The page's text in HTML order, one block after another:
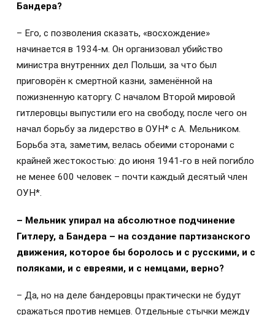
Бандера?
– Его, с позволения сказать, «восхождение»
начинается в 1934-м. Он организовал убийство
министра внутренних дел Польши, за что был
приговорён к смертной казни, заменённой на
пожизненную каторгу. С началом Второй мировой
гитлеровцы выпустили его на свободу, после чего он
начал борьбу за лидерство в ОУН* с А. Мельником.
Борьба эта, заметим, велась обеими сторонами с
крайней жестокостью: до июня 1941-го в ней погибло
не менее 600 человек – почти каждый десятый член
ОУН*.
– Мельник упирал на абсолютное подчинение
Гитлеру, а Бандера – на создание партизанского
движения, которое бы боролось и с русскими, и с
поляками, и с евреями, и с немцами, верно?
– Да, но на деле бандеровцы практически не будут
сражаться против немцев. Отдельные стычки между